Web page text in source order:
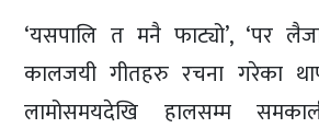
‘यसपालि त मनै फाट्यो’, ‘पर
कालजयी गीतहरु रचना गरेका
लामोसमयदेखि हालसम्म